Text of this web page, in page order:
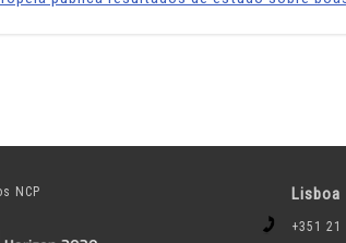
NCP Lisboa
+351 21